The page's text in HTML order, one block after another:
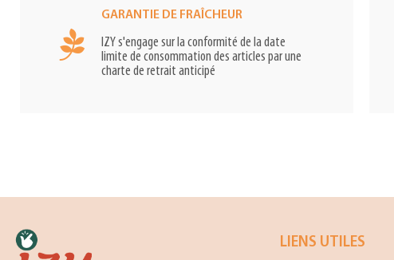
GARANTIE DE FRAÎCHEUR
IZY s'engage sur la conformité de la date
limite de consommation des articles par une
charte de retrait anticipé
LIENS UTILES